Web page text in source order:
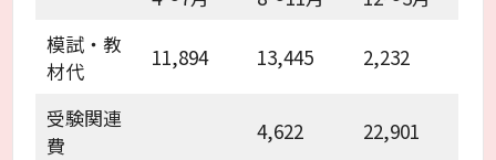
模試・教
材代
11,894 13,445 2,232
受験関連
費
4,622 22,901